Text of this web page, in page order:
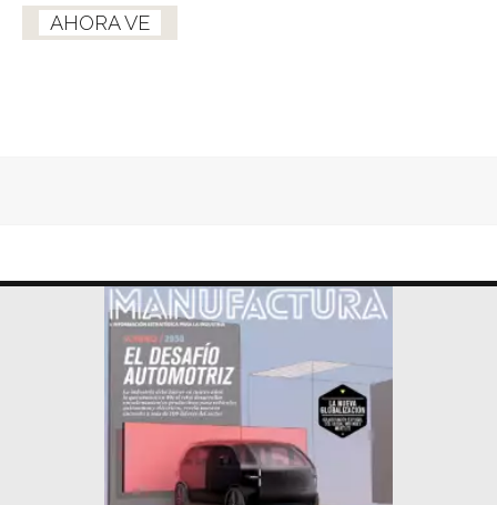
AHORA VE